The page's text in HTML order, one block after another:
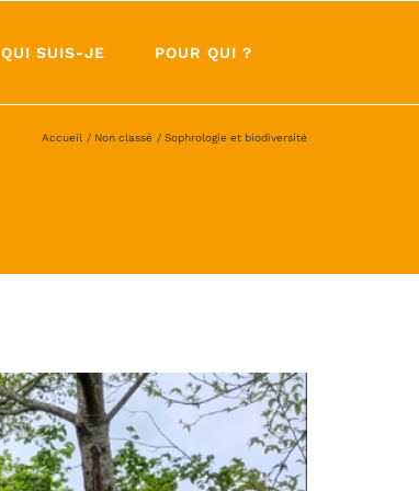
QUI SUIS-JE POUR QUI ?
Accueil Non classé Sophrologie et biodiversité